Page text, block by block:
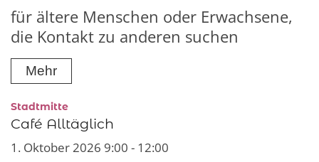
für ältere Menschen oder Erwachsene,
die Kontakt zu anderen suchen
Mehr
Stadtmitte:
Café Alltäglich
1. Oktober 2026 9:00 - 12:00